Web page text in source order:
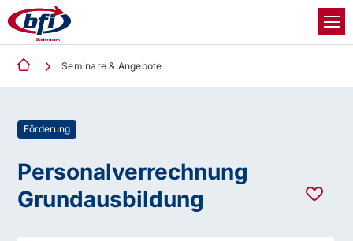
Seminare & Angebote
Förderung
Personalverrechnung
Grundausbildung